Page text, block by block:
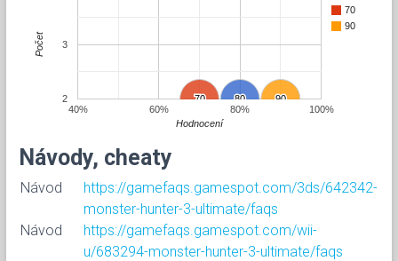
70
90
80
80
70
70 90
90
40%
60% 80% 100%
2
3
Hodnocení
Počet
Návody, cheaty
Návod
https://gamefaqs.gamespot.com/3ds/642342-
monster-hunter-3-ultimate/faqs
Návod
https://gamefaqs.gamespot.com/wii-
u/683294-monster-hunter-3-ultimate/faqs